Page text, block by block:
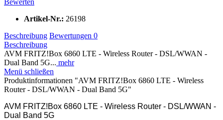
Artikel-Nr.: 26198
Beschreibung Bewertungen 0
Beschreibung
AVM FRITZ!Box 6860 LTE - Wireless Router - DSL/WWAN -
Dual Band 5G... mehr
Menü schließen
Produktinformationen "AVM FRITZ!Box 6860 LTE - Wireless
Router - DSL/WWAN - Dual Band 5G"
AVM FRITZ!Box 6860 LTE - Wireless Router - DSL/WWAN -
Dual Band 5G